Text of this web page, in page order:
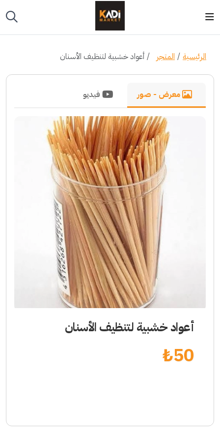
الرئيسية المتجر أعواد خشبية لتنظيف الأسنان
معرض - صور فيديو
أعواد خشبية لتنظيف الأسنان
50
₺